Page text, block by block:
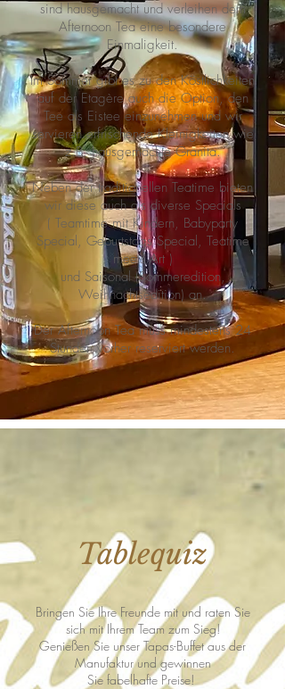
sind hausgemacht und verleihen dem
Afternoon Tea eine besondere
Einmaligkeit.
Im Sommer gibt es zu den Köstlichkeiten
auf der Etagère auch die Option, den
Tee als Eistee einzunehmen und wir
servieren erfrischende Kleinigkeiten wie
z.B. hausgemachte Granita.
Neben der traditionellen Teatime bieten
wir diese auch als diverse Specials
( Teamtime mit Kindern, Babyparty
Special, Geburtstags Special, Teatime
meets Art )
und Saisonal (Sommeredition,
Weihnachtsedition) an.
Der Afternoon Tea muss mindestens 24
Stunden vorher reserviert werden.
Tablequiz
Bringen Sie Ihre Freunde mit und raten Sie
sich mit Ihrem Team zum Sieg!
Genießen Sie unser Tapas-Buffet aus der
Manufaktur und gewinnen
Sie fabelhafte Preise!